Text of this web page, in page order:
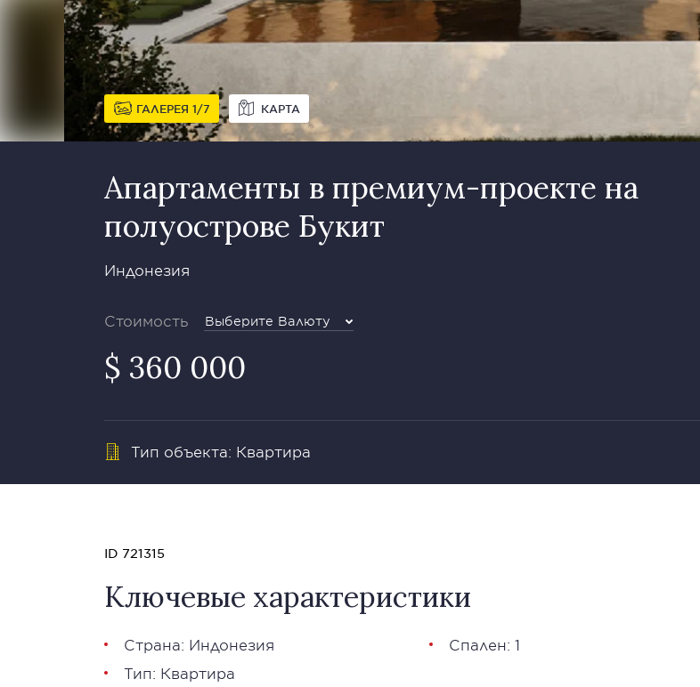
ГАЛЕРЕЯ 1 7 КАРТА
Апартаменты в премиум-проекте на
полуострове Букит
Индонезия
Стоимость Выберите Валюту
$ 360 000
Тип объекта: Квартира
ID 721315
Ключевые характеристики
Страна: Индонезия
Тип: Квартира
Спален: 1